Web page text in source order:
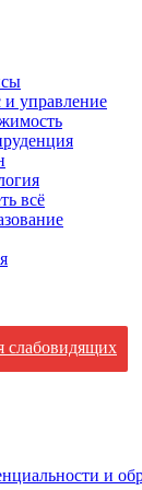
и управление
всё
слабовидящих
и